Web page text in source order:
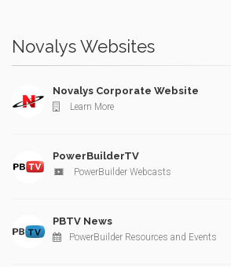
Novalys Websites
Novalys Corporate Website
Learn More
PowerBuilderTV
PowerBuilder Webcasts
PBTV News
PowerBuilder Resources and Events